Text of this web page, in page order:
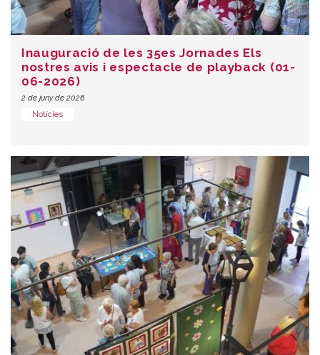
Inauguració de les 35es Jornades Els
nostres avis i espectacle de playback (01-
06-2026)
2 de juny de 2026
Notícies